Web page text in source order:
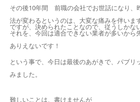
その後10年間 前職の会社でお世話になり、
法が変わるというのは、大変な痛みを伴います
ですが、決められたことなので、従うしかな
それを、今回は適合できない業者が多いから
ありえないです！
という事で、今日は最後のあがきで、パブリ
みました。
難しいことは、書けませんが